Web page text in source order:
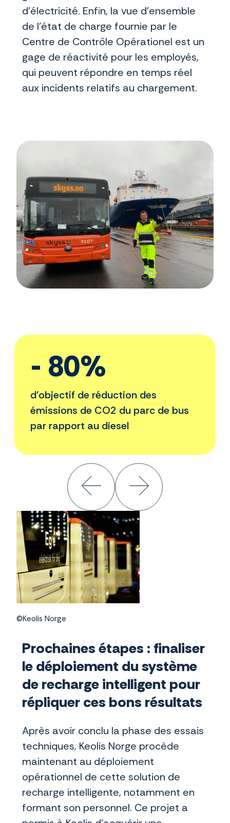
d’électricité. Enfin, la vue d’ensemble
de l’état de charge fournie par le
Centre de Contrôle Opérationel est un
gage de réactivité pour les employés,
qui peuvent répondre en temps réel
aux incidents relatifs au chargement.
- 80%
d'objectif de réduction des
émissions de CO2 du parc de bus
par rapport au diesel
©Keolis Norge
Prochaines étapes : finaliser
le déploiement du système
de recharge intelligent pour
répliquer ces bons résultats
Après avoir conclu la phase des essais
techniques, Keolis Norge procède
maintenant au déploiement
opérationnel de cette solution de
recharge intelligente, notamment en
formant son personnel. Ce projet a